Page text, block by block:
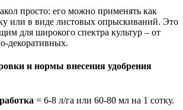
просто: его можно применять как
или в виде листовых опрыскиваний. Это
для широкого спектра культур – от
декоративных.
и нормы внесения удобрения
= 6-8 л/га или 60-80 мл на 1 сотку.